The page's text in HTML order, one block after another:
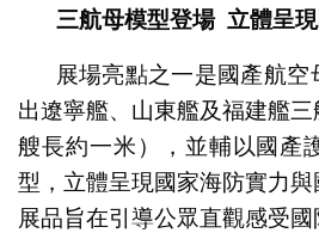
三航母模型登場 立體呈
展場亮點之一是國產航
出遼寧艦、山東艦及福建艦
艘長約一米），並輔以國產
型，立體呈現國家海防實力
展品旨在引導公眾直觀感受